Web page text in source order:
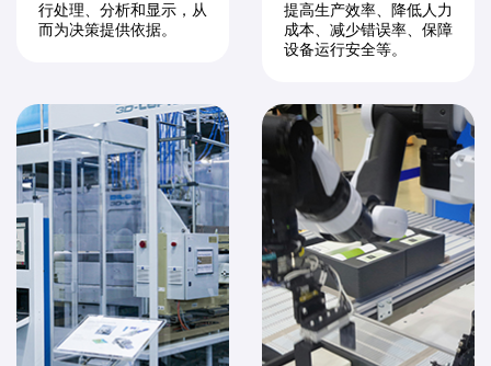
行处理、分析和显示，从
而为决策提供依据。
提高生产效率、降低人力
成本、减少错误率、保障
设备运行安全等。